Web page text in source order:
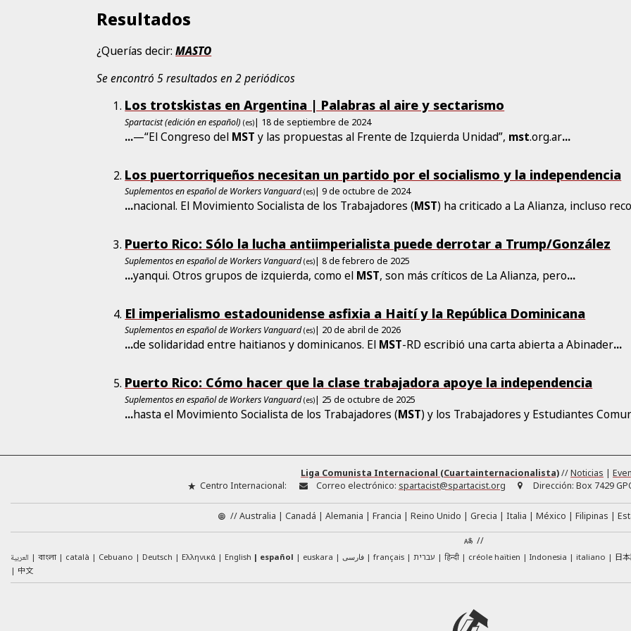
Resultados
¿Querías decir:MASTO
Se encontró 5 resultados en 2 periódicos
Los trotskistas en Argentina | Palabras al aire y sectarismo
Spartacist (edición en español) (es)| 18 de septiembre de 2024
...—“El Congreso del MST y las propuestas al Frente de Izquierda Unidad”, mst.org.ar...
Los puertorriqueños necesitan un partido por el socialismo y la independencia
Suplementos en español de Workers Vanguard (es)| 9 de octubre de 2024
...nacional. El Movimiento Socialista de los Trabajadores (MST) ha criticado a La Alianza, incluso
Puerto Rico: Sólo la lucha antiimperialista puede derrotar a Trump/González
Suplementos en español de Workers Vanguard (es)| 8 de febrero de 2025
...yanqui. Otros grupos de izquierda, como el MST, son más críticos de La Alianza, pero...
El imperialismo estadounidense asfixia a Haití y la República Dominicana
Suplementos en español de Workers Vanguard (es)| 20 de abril de 2026
...de solidaridad entre haitianos y dominicanos. El MST-RD escribió una carta abierta a Abinader...
Puerto Rico: Cómo hacer que la clase trabajadora apoye la independencia
Suplementos en español de Workers Vanguard (es)| 25 de octubre de 2025
...hasta el Movimiento Socialista de los Trabajadores (MST) y los Trabajadores y Estudiantes
Liga Comunista Internacional (Cuartainternacionalista)//Noticias |
Centro Internacional:
Correo electrónico: spartacist@spartacist.org Dirección: Box 7429
//Australia Canadá Alemania Francia Reino Unido Grecia Italia México Filipinas
//
العربية বাংলা català Cebuano Deutsch Ελληνικά English español euskara فارسی français עברית हिन्दी créole haïtien Indonesia italiano 日
中文